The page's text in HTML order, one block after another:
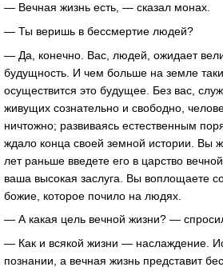
— Вечная жизнь есть, — сказал монах.
— Ты веришь в бессмертие людей?
— Да, конечно. Вас, людей, ожидает
будущность. И чем больше на земле
осуществится это будущее. Без вас,
живущих сознательно и свободно,
ничтожно; развиваясь естественным
ждало конца своей земной истории. Вы
лет раньше введете его в царство
ваша высокая заслуга. Вы воплощаете
божие, которое почило на людях.
— А какая цель вечной жизни? —
— Как и всякой жизни — наслаждение.
познании, а вечная жизнь представит